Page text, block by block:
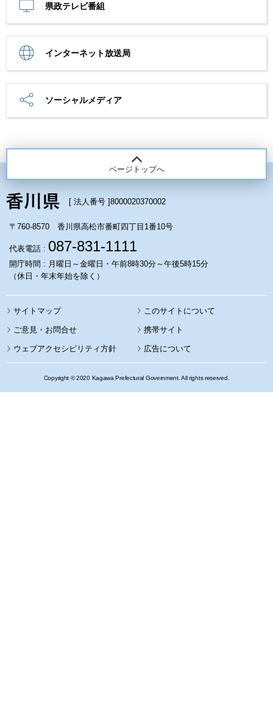
県政テレビ番組
インターネット放送局
ソーシャルメディア
ページトップへ
[ 法人番号 ]8000020370002
〒760-8570 香川県高松市番町四丁目1番10号
代表電話 : 087-831-1111
開庁時間 : 月曜日～金曜日・午前8時30分～午後5時15分
（休日・年末年始を除く）
サイトマップ このサイトについて
携帯サイト
ウェブアクセシビリティ方針 広告について
Copyright © 2020 Kagawa Prefectural Government. All rights reserved.